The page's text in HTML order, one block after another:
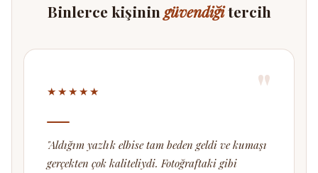
Binlerce kişinin güvendiğitercih
★★★★★ "
"Aldığım yazlık elbise tam beden geldi ve kumaşı
gerçekten çok kaliteliydi. Fotoğraftaki gibi